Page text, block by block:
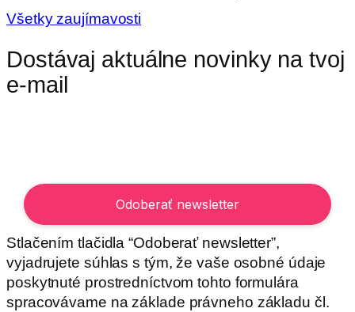
Všetky zaujímavosti
Dostávaj aktuálne novinky na tvoj
e-mail
Stlačením tlačidla “Odoberať newsletter”,
vyjadrujete súhlas s tým, že vaše osobné údaje
poskytnuté prostredníctvom tohto formulára
spracovávame na základe právneho základu čl.